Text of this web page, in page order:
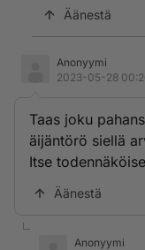
Äänestä
Anonyymi
2023-05-28
Taas joku
äijäntörö siellä
Itse
Äänestä
Anonyymi